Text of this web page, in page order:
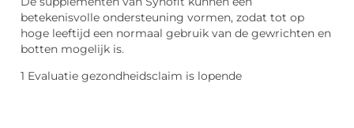
betekenisvolle ondersteuning vormen, zodat tot op
hoge leeftijd een normaal gebruik van de gewrichten en
botten mogelijk is.
1 Evaluatie gezondheidsclaim is lopende